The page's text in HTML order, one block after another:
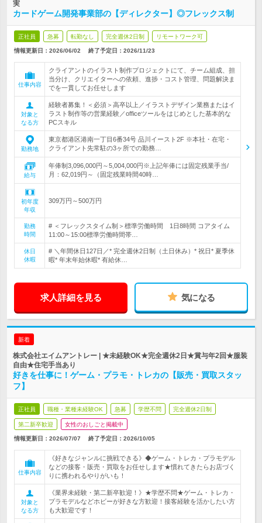
実
カードゲーム開発事業部の【ディレクター】◎フレックス制
正社員 急募 転勤なし 完全週休2日制 リモートワーク可
情報更新日：2026/06/02 終了予定日： 2026/11/23
仕事内容
クライアントのイラスト制作プロジェクトにて、チーム組成、担
当分け、クリエイターへの依頼、進捗・コスト管理、問題解決ま
でを一貫してお任せします
対象と
なる方
経験者募集！＜必須＞高卒以上／イラストデザイン業務またはイ
ラスト制作等の営業経験／officeツールをはじめとした基本的な
PCスキル
勤務地
東京都港区港南一丁目6番34号 品川イースト2F ※本社・在宅・
クライアント先常駐の3ヶ所での勤務…
給与
年俸制3,096,000円～5,004,000円※上記年俸には固定残業手当/
月：62,019円～（固定残業時間40時…
初年度
年収
309万円～500万円
勤務
時間
# ＜フレックスタイム制＞標準労働時間 1日8時間 コアタイム
11:00～15:00標準労働時間帯…
休日
休暇
# ＼年間休日127日／* 完全週休2日制（土日休み）* 祝日* 夏季休
暇* 年末年始休暇* 有給休…
求人詳細を見る 気になる
新着
株式会社エイムアントレー | ★未経験OK★完全週休2日★賞与年2回★服装
自由★住宅手当あり
好きを仕事に！ゲーム・プラモ・トレカの【販売・買取スタッ
フ】
正社員 職種・業種未経験OK 急募 学歴不問 完全週休2日制
第二新卒歓迎 女性のおしごと掲載中
情報更新日：2026/07/07 終了予定日： 2026/10/05
仕事内容
《好きなジャンルに挑戦できる》◆ゲーム・トレカ・プラモデル
などの接客・販売・買取をお任せします★慣れてきたらお店づく
りに携われるやりがいも！
対象と
なる方
《業界未経験・第二新卒歓迎！》★学歴不問★ゲーム・トレカ・
プラモデルなどホビーが好きな方歓迎！接客経験を活かしたい方
も大歓迎です！